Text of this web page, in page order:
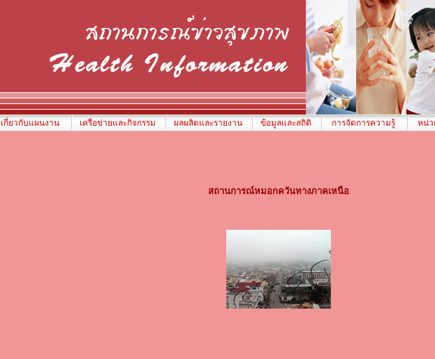
เกี่ยวกับแผนงาน เครือข่ายและกิจกรรม ผลผลิตและรายงาน ข้อมูลและสถิติ การจัดการความรู้ หน่
สถานการณ์หมอกควันทางภาคเหนือ